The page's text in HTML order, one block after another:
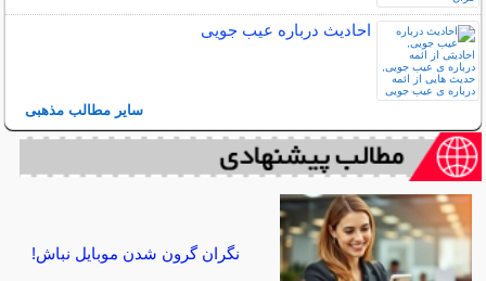
احادیث درباره عیب جویی
سایر مطالب مذهبی
نگران گرون شدن موبایل نباش!